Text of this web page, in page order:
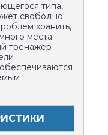
типа,
свободно
хранить,
места.
тренажер